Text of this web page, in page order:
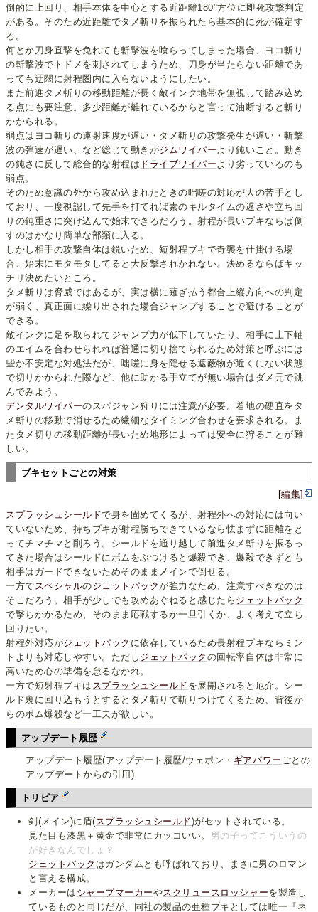
倒的に上回り、相手本体を中心とする近距離180°方位に即死攻撃判定
がある。そのため近距離でタメ斬りを振られたら基本的に死が確定す
る。
何とか刀身直撃を免れても斬撃波を喰らってしまった場合、ヨコ斬り
の斬撃波でトドメを刺されてしまうため、刀身が当たらない距離であ
っても迂闊に射程圏内に入らないようにしたい。
また前進タメ斬りの移動距離が長く敵インク地帯を無視して踏み込め
る点にも要注意。多少距離が離れているからと言って油断すると斬り
かかられる。
弱点はヨコ斬りの連射速度が遅い・タメ斬りの攻撃発生が遅い・斬撃
波の弾速が遅い、など総じて動きがジムワイパー より鈍いこと。動き
の鈍さに反して総合的な射程は ドライブワイパー より劣っているのも
弱点。
そのため意識の外から攻め込まれたときの咄嗟の対応が大の苦手とし
ており、一度視認して先手を打てれば素のキルタイムの遅さや立ち回
りの鈍重さに突け込んで始末できるだろう。射程が長いブキならば倒
すのはかなり簡単な部類に入る。
しかし相手の攻撃自体は鋭いため、短射程ブキで奇襲を仕掛ける場
合、始末にモタモタしてると大反撃されかれない。決めるならばキッ
チリ決めたいところ。
タメ斬りは脅威ではあるが、実は横に薙ぎ払う都合上縦方向への判定
が弱く、真正面に繰り出された場合ジャンプすることで避けることが
できる。
敵インクに足を取られてジャンプ力が低下していたり、相手に上下軸
のエイムを合わせられれば普通に切り捨てられるため対策と呼ぶには
些か不安定な対処法だが、咄嗟に身を隠せる遮蔽物が近くにない状態
で切りかかられた際など、他に助かる手立てが無い場合はダメ元で跳
んでみよう。
デンタルワイパーのスパジャン狩りには注意が必要。着地の硬直をタ
メ斬りの移動で消せるため繊細なタイミング合わせを要求される。ま
たタメ切りの移動距離が長いため地形によっては安全に狩ることが難
しい。
ブキセットごとの対策
[編集]
スプラッシュシールドで身を固めてくるが、射程外への対応には向い
ていないため、持ちブキが射程勝ちできているなら怯まずに距離をと
ってチマチマと削ろう。シールドを通り越して前進タメ斬りを振るっ
てきた場合はシールドにボムをぶつけると爆殺でき、爆殺できずとも
相手はガードできないためそのままメインで倒せる。
一方でスペシャルのジェットパックが強力なため、注意すべきなのは
そこだろう。相手が少しでも攻めあぐねると感じたら ジェットパック
で撃ちかかるため、そのまま応戦するか一旦引くか、よく考えて立ち
回りたい。
射程外対応がジェットパック に依存しているため長射程ブキならミン
トよりも対応しやすい。ただし ジェットパック の回転率自体は非常に
高いため心の準備を怠るなかれ。
一方で短射程ブキは スプラッシュシールド を展開されると厄介。シー
ルド裏に回り込もうとするとタメ斬りで斬りつけてくるため、背後か
らのボム爆殺など一工夫が欲しい。
アップデート履歴
アップデート履歴(アップデート履歴/ウェポン・ ギアパワー ごとの
アップデートからの引用)
トリビア
剣(メイン)に盾( スプラッシュシールド)がセットされている。
見た目も漆黒＋黄金で非常にカッコいい。 男の子ってこういうの
が好きなんでしょ？
ジェットパック はガンダムとも呼ばれており、まさに男のロマン
と言える構成。
メーカーは シャープマーカーやスクリュースロッシャーを製造し
ているものと同じだが、同社の製品の亜種ブキとしては唯一『ネ